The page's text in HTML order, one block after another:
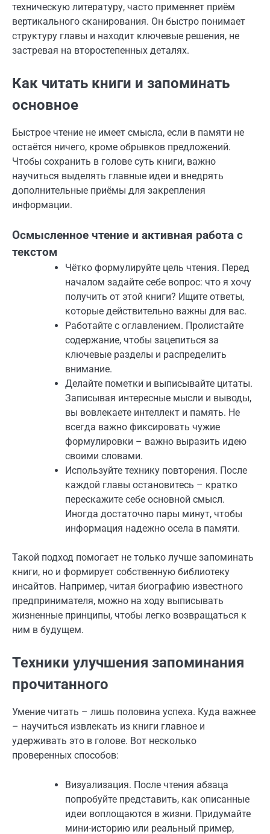
техническую литературу, часто применяет приём
вертикального сканирования. Он быстро понимает
структуру главы и находит ключевые решения, не
застревая на второстепенных деталях.
Как читать книги и запоминать
основное
Быстрое чтение не имеет смысла, если в памяти не
остаётся ничего, кроме обрывков предложений.
Чтобы сохранить в голове суть книги, важно
научиться выделять главные идеи и внедрять
дополнительные приёмы для закрепления
информации.
Осмысленное чтение и активная работа с
текстом
Чётко формулируйте цель чтения. Перед
началом задайте себе вопрос: что я хочу
получить от этой книги? Ищите ответы,
которые действительно важны для вас.
Работайте с оглавлением. Пролистайте
содержание, чтобы зацепиться за
ключевые разделы и распределить
внимание.
Делайте пометки и выписывайте цитаты.
Записывая интересные мысли и выводы,
вы вовлекаете интеллект и память. Не
всегда важно фиксировать чужие
формулировки – важно выразить идею
своими словами.
Используйте технику повторения. После
каждой главы остановитесь – кратко
перескажите себе основной смысл.
Иногда достаточно пары минут, чтобы
информация надежно осела в памяти.
Такой подход помогает не только лучше запоминать
книги, но и формирует собственную библиотеку
инсайтов. Например, читая биографию известного
предпринимателя, можно на ходу выписывать
жизненные принципы, чтобы легко возвращаться к
ним в будущем.
Техники улучшения запоминания
прочитанного
Умение читать – лишь половина успеха. Куда важнее
– научиться извлекать из книги главное и
удерживать это в голове. Вот несколько
проверенных способов:
Визуализация. После чтения абзаца
попробуйте представить, как описанные
идеи воплощаются в жизни. Придумайте
мини-историю или реальный пример,